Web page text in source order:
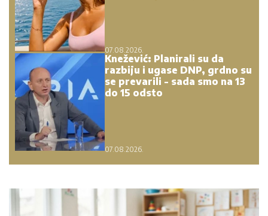
07.08.2026.
Knežević: Planirali su da
razbiju i ugase DNP, grdno su
se prevarili - sada smo na 13
do 15 odsto
07.08.2026.